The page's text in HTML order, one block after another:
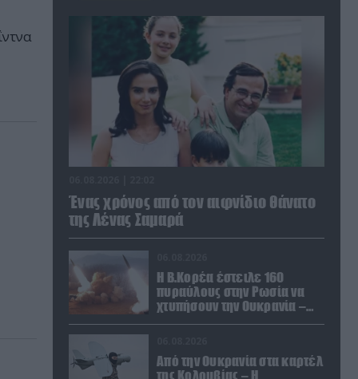
Ένας χρόνος από τον αιφνίδιο θάνατο
της Λένας Σαμαρά
Η Β.Κορέα έστειλε 160
πυραύλους στην Ρωσία να
χτυπήσουν την Ουκρανία –
Θέλει να εκπαιδευτεί σε νέο
Από την Ουκρανία στα καρτέλ
της Κολομβίας – Η